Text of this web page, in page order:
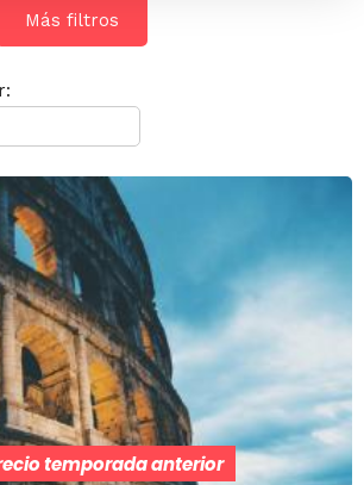
Más filtros
temporada anterior